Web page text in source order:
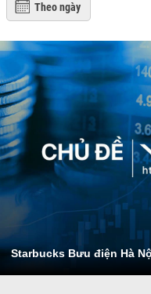
Theo ngày
Starbucks Bưu điện Hà